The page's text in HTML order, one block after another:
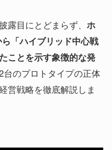
露目にとどまらず、 ホ
「ハイブリッド中心戦
ことを示す象徴的な発
台のプロトタイプの正体
営戦略を徹底解説しま